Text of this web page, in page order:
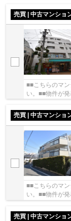
売買 | 中古マンショ
■■こちらのマ
い。■■物件が
売買 | 中古マンショ
■■こちらのマ
い。■■物件が
売買 | 中古マンショ